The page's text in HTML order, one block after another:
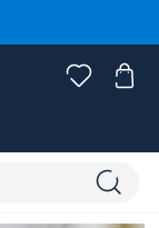
& senebeskyttere